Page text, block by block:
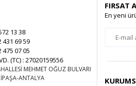
13 38
431 69 59
475 07 05
(TC) : 27020159556
MEHMET OĞUZ BULVARI
ANTALYA
FIRSAT
En yeni